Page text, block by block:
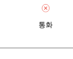
통화